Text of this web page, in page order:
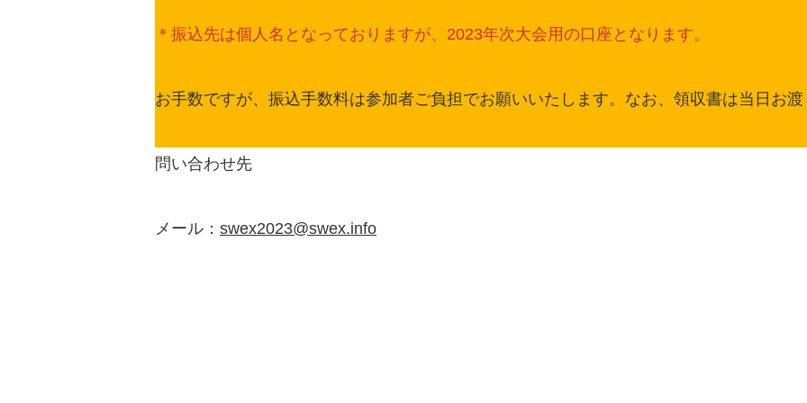
＊振込先は個人名となっておりますが、2023年次大会用の口座となります。
お手数ですが、振込手数料は参加者ご負担でお願いいたします。なお、領収書は当日お渡
問い合わせ先
メール： swex2023@swex.info